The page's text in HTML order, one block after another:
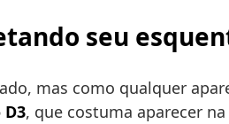
seu
mas como qualquer
, que costuma aparecer